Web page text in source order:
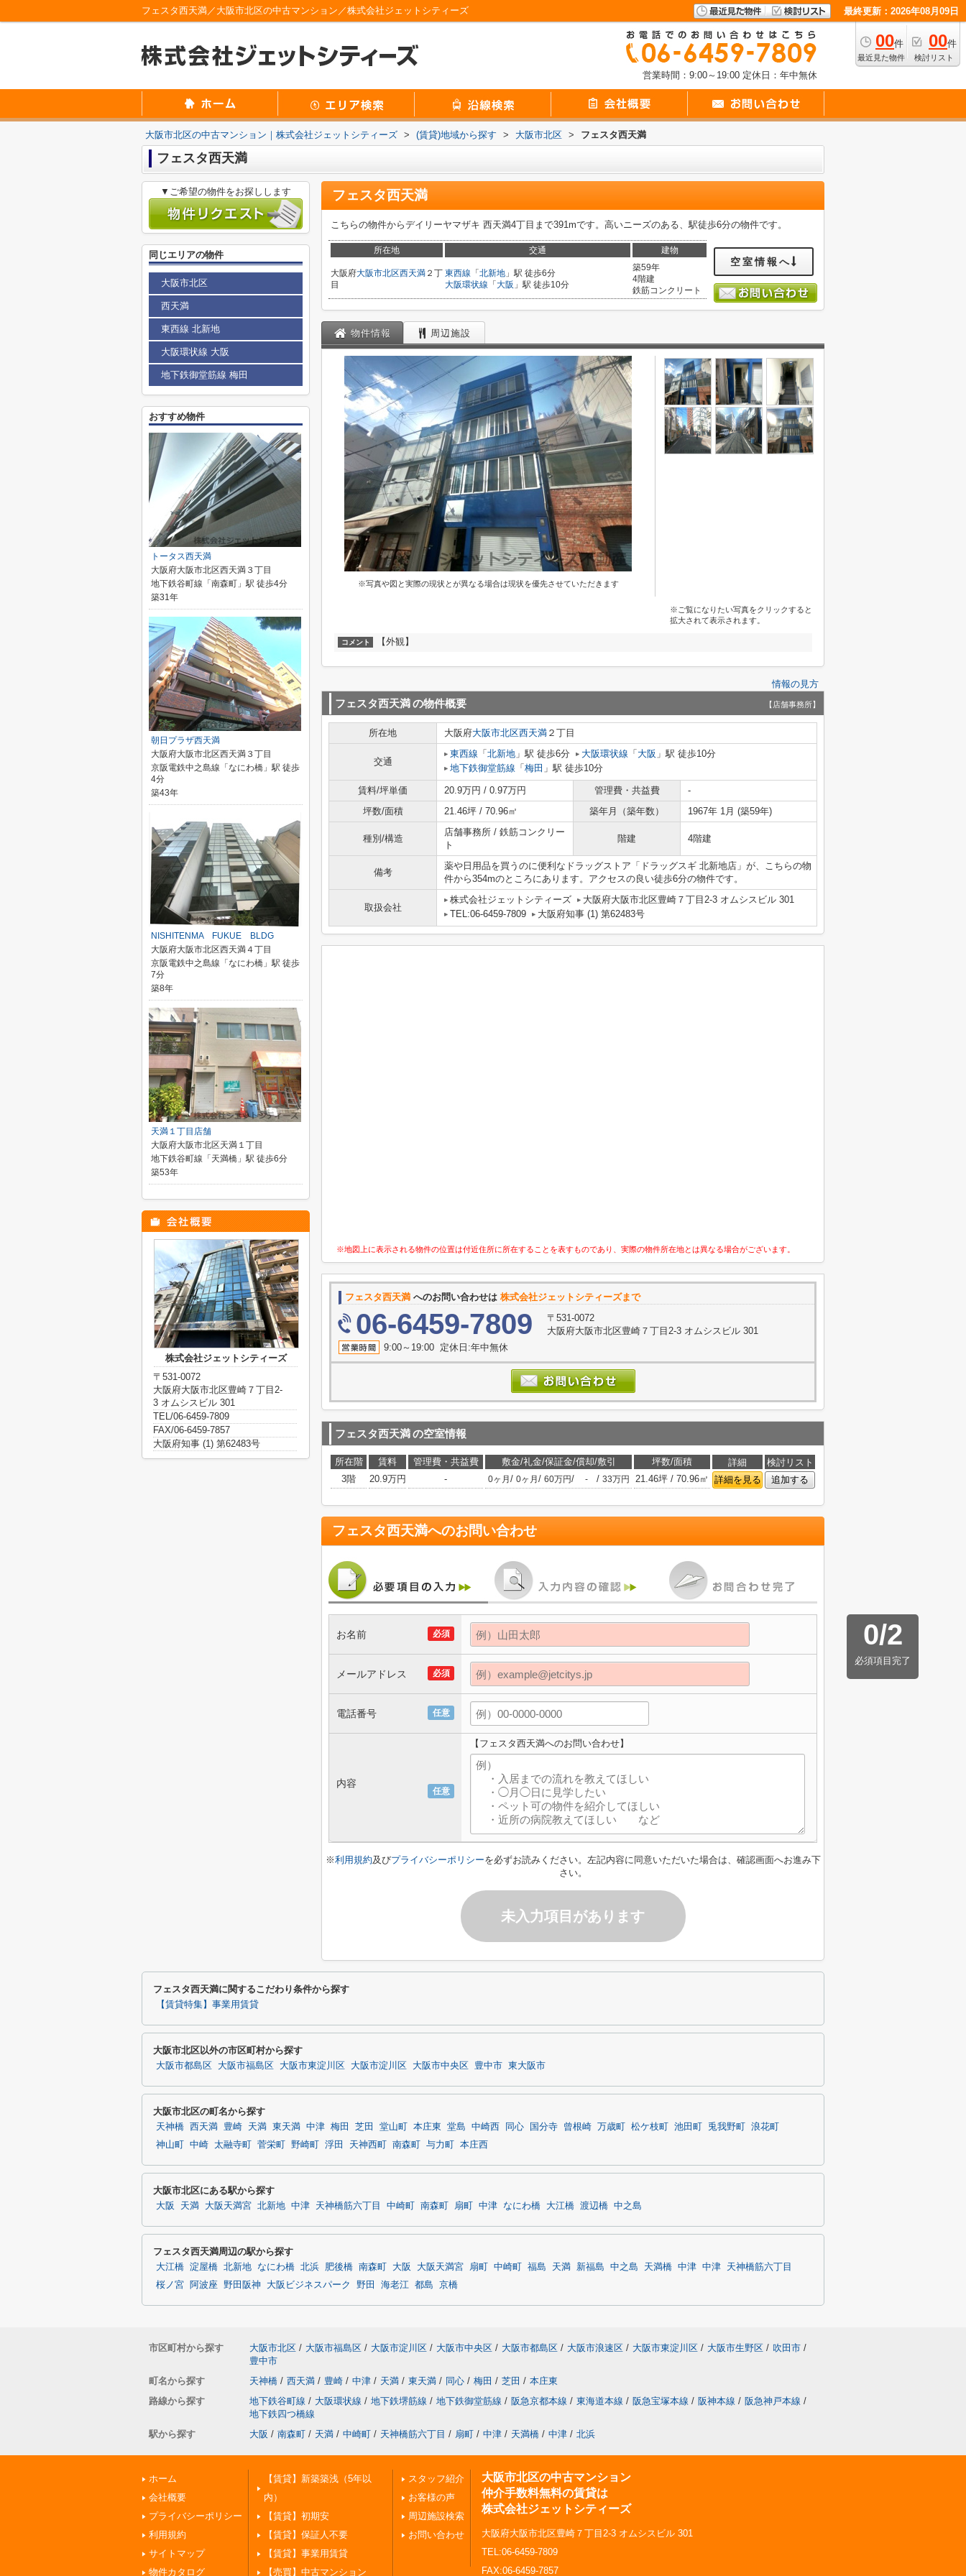
フェスタ西天満／大阪市北区の中古マンション／株式会社ジェットシティーズ 最終更新：2026年08月09日
00件
最近見た物件
00件
検討リスト
営業時間：9:00～19:00 定休日：年中無休
大阪市北区の中古マンション｜株式会社ジェットシティーズ > (賃貸)地域から探す > 大阪市北区 > フェスタ西天満
フェスタ西天満
フェスタ西天満
こちらの物件からデイリーヤマザキ 西天満4丁目まで391mです。高いニーズのある、駅徒歩6分の物件です。
所在地 交通 建物
大阪府大阪市北区西天満 ２丁
目
東西線 「 北新地 」駅 徒歩6分
大阪環状線 「 大阪 」駅 徒歩10分
築59年
4階建
鉄筋コンクリート
空室情報へ
物件情報 周辺施設
※写真や図と実際の現状とが異なる場合は現状を優先させていただきます
※ご覧になりたい写真をクリックすると
拡大されて表示されます。
コメント 【外観】
情報の見方
フェスタ西天満の物件概要 【店舗事務所】
所在地 大阪府大阪市北区西天満 ２丁目
交通
東西線 「 北新地 」駅 徒歩6分 大阪環状線 「 大阪 」駅 徒歩10分
地下鉄御堂筋線 「 梅田 」駅 徒歩10分
賃料/坪単価 20.9万円 / 0.97万円 管理費・共益費
-
坪数/面積
21.46坪 / 70.96㎡ 築年月（築年数） 1967年 1月 (築59年)
種別/構造
店舗事務所 / 鉄筋コンクリー
ト
階建 4階建
備考
薬や日用品を買うのに便利なドラッグストア「ドラッグスギ 北新地店」が、こちらの物
件から354mのところにあります。アクセスの良い徒歩6分の物件です。
取扱会社
株式会社ジェットシティーズ
大阪府大阪市北区豊崎７丁目2-3 オムシスビル 301
TEL:06-6459-7809
大阪府知事 (1) 第62483号
※地図上に表示される物件の位置は付近住所に所在することを表すものであり、実際の物件所在地とは異なる場合がございます。
フェスタ西天満 へのお問い合わせは 株式会社ジェットシティーズまで
06-6459-7809
〒531-0072
大阪府大阪市北区豊崎７丁目2-3 オムシスビル 301
9:00～19:00 定休日:年中無休
フェスタ西天満の空室情報
所在階 賃料 管理費・共益費 敷金/礼金/保証金/償却/敷引 坪数/面積 詳細
検討リスト
3階
20.9万円 - 0ヶ月 / 0ヶ月 / 60万円/ - / 33万円 21.46坪 / 70.96㎡ 詳細を見る 追加する
フェスタ西天満へのお問い合わせ
0/2
必須項目完了
必須
お名前
必須
メールアドレス
任意
電話番号
任意
内容
【フェスタ西天満へのお問い合わせ】
※利用規約及びプライバシーポリシーを必ずお読みください。左記内容に同意いただいた場合は、確認画面へお進み下
さい。
未入力項目があります
▼ご希望の物件をお探しします
同じエリアの物件
大阪市北区
西天満
東西線 北新地
大阪環状線 大阪
地下鉄御堂筋線 梅田
おすすめ物件
トータス西天満
大阪府大阪市北区西天満３丁目
地下鉄谷町線「南森町」駅 徒歩4分
築31年
朝日プラザ西天満
大阪府大阪市北区西天満３丁目
京阪電鉄中之島線「なにわ橋」駅 徒歩
4分
築43年
NISHITENMA FUKUE BLDG
大阪府大阪市北区西天満４丁目
京阪電鉄中之島線「なにわ橋」駅 徒歩
7分
築8年
天満１丁目店舗
大阪府大阪市北区天満１丁目
地下鉄谷町線「天満橋」駅 徒歩6分
築53年
株式会社ジェットシティーズ
〒531-0072
大阪府大阪市北区豊崎７丁目2-
3 オムシスビル 301
TEL/06-6459-7809
FAX/06-6459-7857
大阪府知事 (1) 第62483号
フェスタ西天満に関するこだわり条件から探す
【賃貸特集】事業用賃貸
大阪市北区以外の市区町村から探す
大阪市都島区 大阪市福島区 大阪市東淀川区 大阪市淀川区 大阪市中央区 豊中市 東大阪市
大阪市北区の町名から探す
天神橋 西天満 豊崎 天満 東天満 中津 梅田 芝田 堂山町 本庄東 堂島 中崎西 同心 国分寺 曾根崎 万歳町 松ケ枝町 池田町 兎我野町
浪花町
神山町
中崎 太融寺町 菅栄町 野崎町 浮田 天神西町 南森町 与力町 本庄西
大阪市北区にある駅から探す
大阪 天満 大阪天満宮 北新地 中津 天神橋筋六丁目 中崎町 南森町 扇町 中津 なにわ橋 大江橋 渡辺橋 中之島
フェスタ西天満周辺の駅から探す
大江橋 淀屋橋 北新地 なにわ橋 北浜 肥後橋 南森町 大阪 大阪天満宮 扇町 中崎町 福島 天満 新福島 中之島 天満橋 中津 中津
天神橋筋六丁目
桜ノ宮
阿波座 野田阪神 大阪ビジネスパーク 野田 海老江 都島 京橋
市区町村から探す 大阪市北区 / 大阪市福島区 / 大阪市淀川区 / 大阪市中央区 / 大阪市都島区 / 大阪市浪速区 / 大阪市東淀川区 / 大阪市生野区 / 吹田市 /
豊中市
町名から探す
天神橋 / 西天満 / 豊崎 / 中津 / 天満 / 東天満 / 同心 / 梅田 / 芝田 / 本庄東
路線から探す
地下鉄谷町線 / 大阪環状線 / 地下鉄堺筋線 / 地下鉄御堂筋線 / 阪急京都本線 / 東海道本線 / 阪急宝塚本線 / 阪神本線 / 阪急神戸本線 /
地下鉄四つ橋線
駅から探す
大阪 / 南森町 / 天満 / 中崎町 / 天神橋筋六丁目 / 扇町 / 中津 / 天満橋 / 中津 / 北浜
ホーム
会社概要
プライバシーポリシー
利用規約
サイトマップ
物件カタログ
【賃貸】新築築浅（5年以
内）
【賃貸】初期安
【賃貸】保証人不要
【賃貸】事業用賃貸
【売買】中古マンション
スタッフ紹介
お客様の声
周辺施設検索
お問い合わせ
大阪市北区の中古マンション
仲介手数料無料の賃貸は
株式会社ジェットシティーズ
大阪府大阪市北区豊崎７丁目2-3 オムシスビル 301
TEL:06-6459-7809
FAX:06-6459-7857